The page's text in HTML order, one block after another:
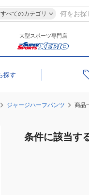
すべてのカテゴリ
大型スポーツ専門店
ジャージハーフパンツ 商品
条件に該当す